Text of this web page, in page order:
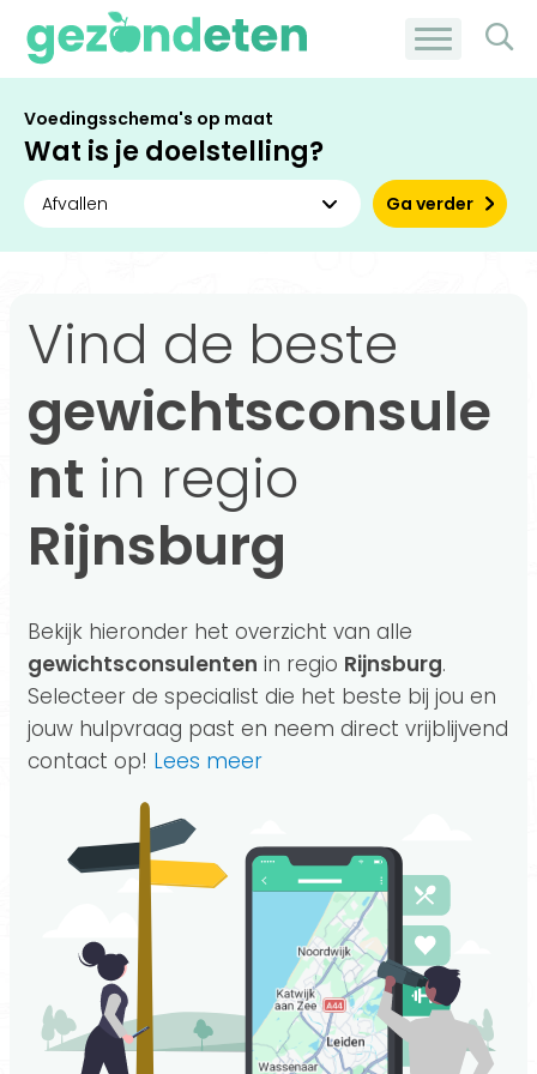
Voedingsschema's op maat
Wat is je doelstelling?
Ga verder
Vind de beste
gewichtsconsule
nt in regio
Rijnsburg
Bekijk hieronder het overzicht van alle
gewichtsconsulenten in regio Rijnsburg.
Selecteer de specialist die het beste bij jou en
jouw hulpvraag past en neem direct vrijblijvend
contact op! Lees meer